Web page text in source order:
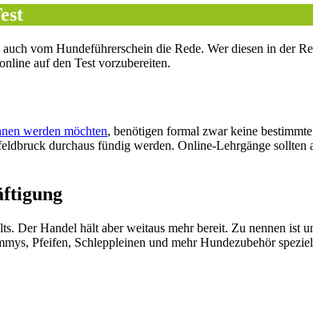
vom Hundeführerschein die Rede. Wer diesen in der
auf den Test vorzubereiten.
werden möchten, benötigen formal zwar keine
durchaus fündig werden. Online-Lehrgänge sollten
Der Handel hält aber weitaus mehr bereit. Zu nennen ist
Pfeifen, Schleppleinen und mehr Hundezubehör